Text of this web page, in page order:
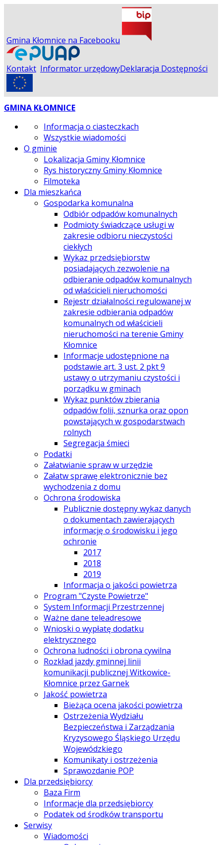
Gmina Kłomnice na Facebooku
Kontakt Informator urzędowyDeklaracja Dostępności
GMINA KŁOMNICE
Informacja o ciasteczkach
Wszystkie wiadomości
O gminie
Lokalizacja Gminy Kłomnice
Rys historyczny Gminy Kłomnice
Filmoteka
Dla mieszkańca
Gospodarka komunalna
Odbiór odpadów komunalnych
Podmioty świadczące usługi w
zakresie odbioru nieczystości
ciekłych
Wykaz przedsiębiorstw
posiadających zezwolenie na
odbieranie odpadów komunalnych
od właścicieli nieruchomości
Rejestr działalności regulowanej w
zakresie odbierania odpadów
komunalnych od właścicieli
nieruchomości na terenie Gminy
Kłomnice
Informacje udostępnione na
podstawie art. 3 ust. 2 pkt 9
ustawy o utrzymaniu czystości i
porządku w gminach
Wykaz punktów zbierania
odpadów folii, sznurka oraz opon
powstających w gospodarstwach
rolnych
Segregacja śmieci
Podatki
Załatwianie spraw w urzędzie
Załatw sprawę elektronicznie bez
wychodzenia z domu
Ochrona środowiska
Publicznie dostępny wykaz danych
o dokumentach zawierających
informację o środowisku i jego
ochronie
2017
2018
2019
Informacja o jakości powietrza
Program "Czyste Powietrze"
System Informacji Przestrzennej
Ważne dane teleadresowe
Wnioski o wypłatę dodatku
elektrycznego
Ochrona ludności i obrona cywilna
Rozkład jazdy gminnej linii
komunikacji publicznej Witkowice-
Kłomnice przez Garnek
Jakość powietrza
Bieżąca ocena jakości powietrza
Ostrzeżenia Wydziału
Bezpieczeństwa i Zarządzania
Kryzysowego Śląskiego Urzędu
Wojewódzkiego
Komunikaty i ostrzeżenia
Sprawozdanie POP
Dla przedsiębiorcy
Baza Firm
Informacje dla przedsiębiorcy
Podatek od środków transportu
Serwisy
Wiadomości